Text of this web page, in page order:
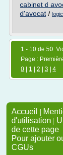
cabinet d
d'avocat /
1 - 10 de 50
Page :
0
1 2 3 4
Accueil |
d'utilisation |
de cette page
Pour ajouter
CGUs